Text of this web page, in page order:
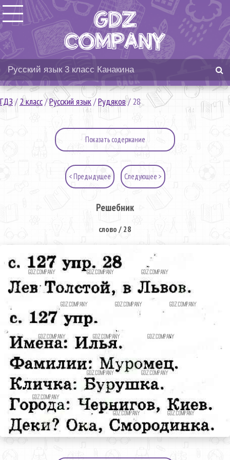
ГДЗ/2 класс/Русский язык/Рудяков/28
Показать содержание
< Предыдущее Следующее >
Решебник
слово / 28